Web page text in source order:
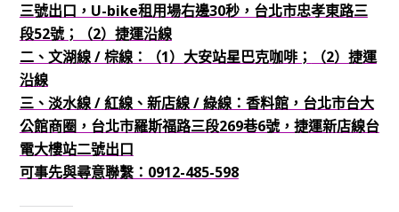
三號出口，U-bike租用場右邊30秒，台北市忠孝東路三
段52號；（2）捷運沿線
二、文湖線 / 棕線：（1）大安站星巴克咖啡；
（2）捷運
沿線
三、淡水線 / 紅線、新店線 / 綠線：香料館，台北市台大
公館商圈，台北市羅斯福路三段269巷6號，捷運新店線台
電大樓站二號出口
可事先與尋意聯繫：0912-485-598